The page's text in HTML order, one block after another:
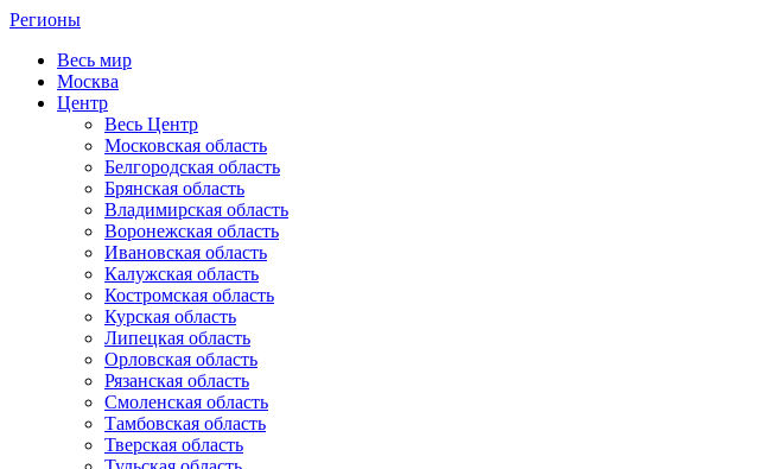
Регионы
Весь мир
Москва
Центр
Весь Центр
Московская область
Белгородская область
Брянская область
Владимирская область
Воронежская область
Ивановская область
Калужская область
Костромская область
Курская область
Липецкая область
Орловская область
Рязанская область
Смоленская область
Тамбовская область
Тверская область